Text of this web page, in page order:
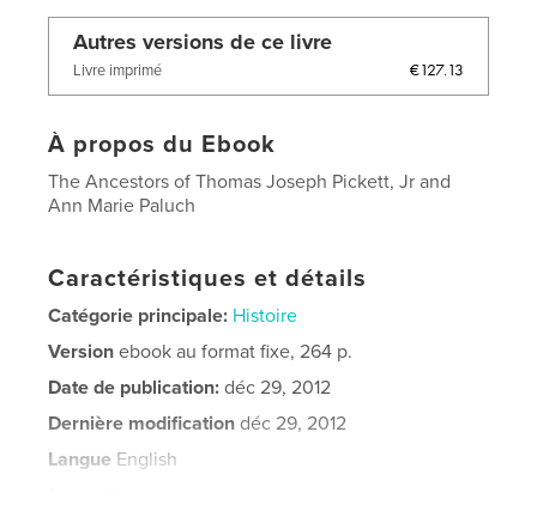
Autres versions de ce livre
Livre imprimé €127.13
À propos du Ebook
The Ancestors of Thomas Joseph Pickett, Jr and
Ann Marie Paluch
Caractéristiques et détails
Catégorie principale: Histoire
Version ebook au format fixe, 264 p.
Date de publication: déc 29, 2012
Dernière modification déc 29, 2012
Langue English